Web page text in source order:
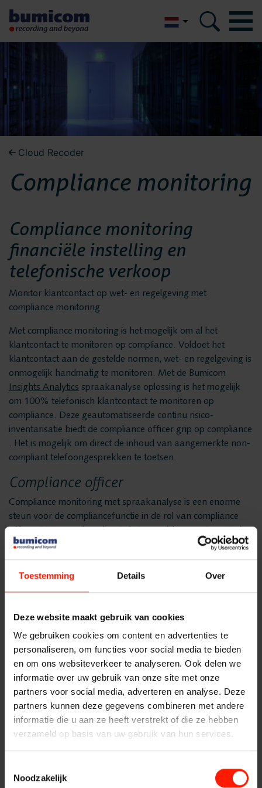
Toestemming Details Over
Deze website maakt gebruik van cookies
We gebruiken cookies om content en advertenties te
personaliseren, om functies voor social media te bieden
en om ons websiteverkeer te analyseren. Ook delen we
informatie over uw gebruik van onze site met onze
partners voor social media, adverteren en analyse. Deze
partners kunnen deze gegevens combineren met andere
informatie die u aan ze heeft verstrekt of die ze hebben
verzameld op basis van uw gebruik van hun services.
Noodzakelijk
English
Bumicom
Over Bumicom
Bumicom referenties
Bumicom
certificeringen
Privacy en data
security
Vacatures
Oplossingen
Recording
Voice logging
Messaging Recording
Quality Monitoring
Insights Analytics
Interaction Analytics
Spraakanalyse
Cloud Recorder
Branches
Bumicom certificeringen
Privacy en data security
Vacatures
Recording
Voice logging
Messaging Recording
Quality Monitoring
Insights Analytics
Interaction Analytics
Spraakanalyse
Cloud Recorder
Branches
Customer Contact Centers
Financiële Instellingen
Openbare Orde & Veiligheid
Verkeersleiding
Providers
Producten
Storavox
FlexREC
LeapXpert
Nexidia
Projecten
Nieuws
Service
24/7 Support
Cloud Recoder
Compliance monitoring
Compliance monitoring
financiële instelling en
telefonische verkoop
Monitor klantcontact op wet- en regelgeving met
compliance monitoring
Met compliance monitoring is het mogelijk om al het
klantcontact te monitoren op compliance. Voldoet het
klantcontact aan de gestelde normen, wet- en regelgeving is
onmogelijk handmatig te monitoren. Met de Bumicom
Insights Analytics spraakanalyse oplossing is het mogelijk
om 100% telefonisch klantcontact te monitoren op
compliance. Deze geautomatiseerde continu risico-
inventarisatie biedt de compliance officer grip op compliance
. Het is mogelijk om direct de inhoud van aangemerkte non-
compliant telefoongesprekken te toetsen.
Compliance officer
Compliance monitoring met spraakanalyse is een enorme
steun voor de compliancefunctie in de rol van compliance
compliance monitoring in te richten. Al het telefonisch
klantcontact wordt gemonitord op inhouid. Eventuele
afwijkingen worden automatisch gedetecteerd en
compliant passages beluisteren om vast te stellen wat er niet
beperking voor beheerders van beleggingsinstellingen en
beleggingsondernemingen.
Voordelen van geautomatiseerd compliance
monitoring:
objectief continu monitoring van alle telefonische klant
contacten
automatisch identificeren, monitoren en mitigeren van
eventuele risico’s voor schendingen van het klantbelang
monitoring proces